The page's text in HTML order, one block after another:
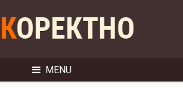
КОРЕКТНО
MENU